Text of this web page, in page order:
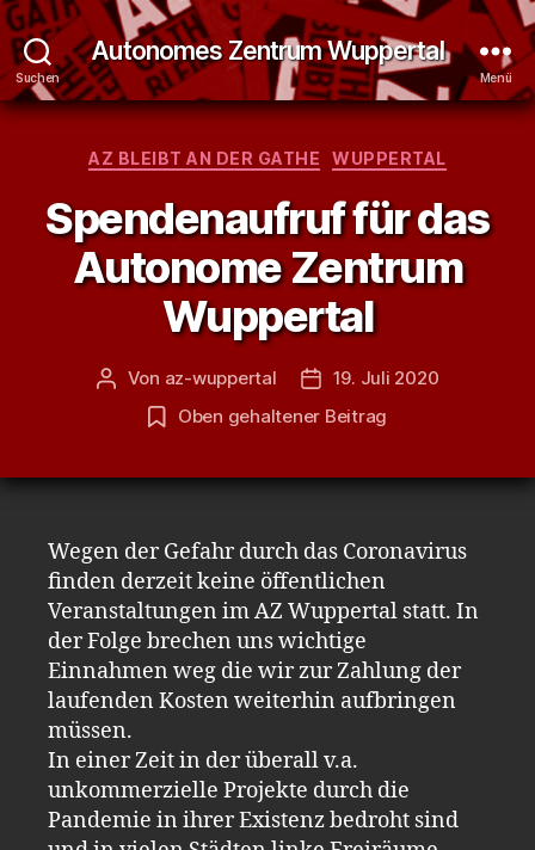
Suchen
Autonomes Zentrum Wuppertal
Menü
Kategorien
AZ BLEIBT AN DER GATHE WUPPERTAL
Spendenaufruf für das
Autonome Zentrum
Wuppertal
Beitragsautor
Von az-wuppertal Veröffentlichungsdatum
19. Juli 2020
Oben gehaltener Beitrag
Wegen der Gefahr durch das Coronavirus
finden derzeit keine öffentlichen
Veranstaltungen im AZ Wuppertal statt. In
der Folge brechen uns wichtige
Einnahmen weg die wir zur Zahlung der
laufenden Kosten weiterhin aufbringen
müssen.
In einer Zeit in der überall v.a.
unkommerzielle Projekte durch die
Pandemie in ihrer Existenz bedroht sind